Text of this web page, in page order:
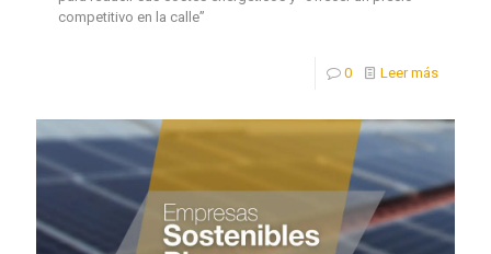
competitivo en la calle”
0 Leer más